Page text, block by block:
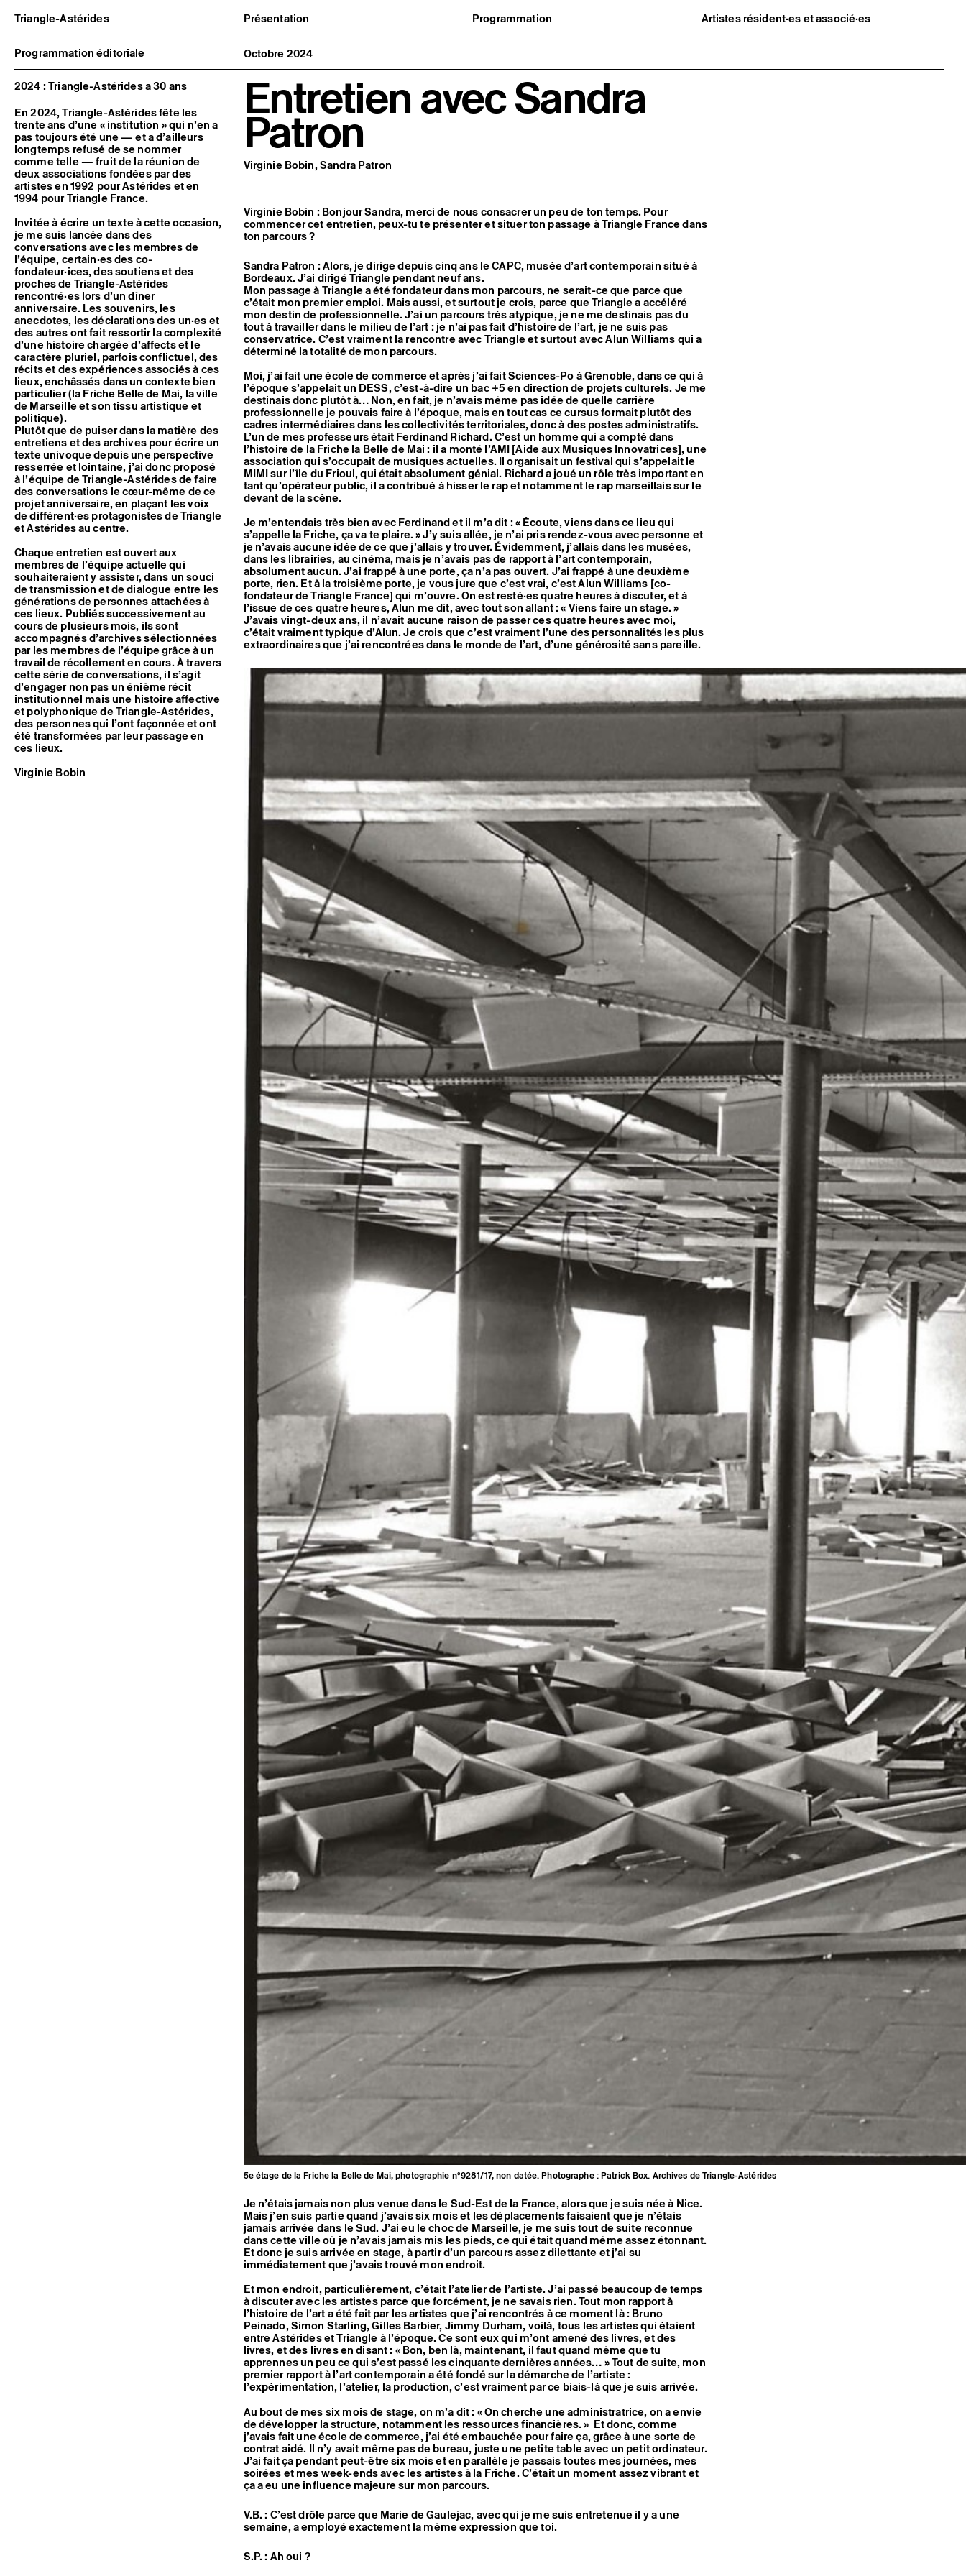
Triangle-Astérides Présentation Programmation
Artistes résident·es et associé·es
Centre d’art contemporain
d’intérêt national
et résidence internationale d'artistes
À propos
Équipe et gouvernance
Partenaires et réseaux
Formation professionnelle
Adhérer / nous soutenir
Rapports d'activité
Informations pratiques
Agenda : en cours et à venir
Programmation éditoriale
Médiation
Publics associés
Les Nouveaux Commanditaires
Résident·es
Ancien·nes résident·es et artistes
Programmation éditoriale
2024 : Triangle-Astérides a 30 ans
En 2024, Triangle-Astérides fête les
trente ans d’une « institution » qui n’en a
pas toujours été une — et a d’ailleurs
longtemps refusé de se nommer
comme telle — fruit de la réunion de
deux associations fondées par des
artistes en 1992 pour Astérides et en
1994 pour Triangle France.
Invitée à écrire un texte à cette occasion,
je me suis lancée dans des
conversations avec les membres de
l’équipe, certain·es des co-
fondateur·ices, des soutiens et des
proches de Triangle-Astérides
rencontré·es lors d’un dîner
anniversaire. Les souvenirs, les
anecdotes, les déclarations des un·es et
des autres ont fait ressortir la complexité
d’une histoire chargée d’affects et le
caractère pluriel, parfois conflictuel, des
récits et des expériences associés à ces
lieux, enchâssés dans un contexte bien
particulier (la Friche Belle de Mai, la ville
de Marseille et son tissu artistique et
politique).
Plutôt que de puiser dans la matière des
entretiens et des archives pour écrire un
texte univoque depuis une perspective
resserrée et lointaine, j’ai donc proposé
à l’équipe de Triangle-Astérides de faire
des conversations le cœur-même de ce
projet anniversaire, en plaçant les voix
de différent·es protagonistes de Triangle
et Astérides au centre.
Chaque entretien est ouvert aux
membres de l’équipe actuelle qui
souhaiteraient y assister, dans un souci
de transmission et de dialogue entre les
générations de personnes attachées à
ces lieux. Publiés successivement au
cours de plusieurs mois, ils sont
accompagnés d’archives sélectionnées
par les membres de l’équipe grâce à un
travail de récollement en cours. À travers
cette série de conversations, il s’agit
d’engager non pas un énième récit
institutionnel mais une histoire affective
et polyphonique de Triangle-Astérides,
des personnes qui l’ont façonnée et ont
été transformées par leur passage en
ces lieux.
Virginie Bobin
Octobre 2024
Entretien avec Sandra
Patron
Virginie Bobin, Sandra Patron
Virginie Bobin : Bonjour Sandra, merci de nous consacrer un peu de ton temps. Pour
commencer cet entretien, peux-tu te présenter et situer ton passage à Triangle France dans
ton parcours ?
Sandra Patron : Alors, je dirige depuis cinq ans le CAPC, musée d’art contemporain situé à
Bordeaux. J’ai dirigé Triangle pendant neuf ans.
Mon passage à Triangle a été fondateur dans mon parcours, ne serait-ce que parce que
c’était mon premier emploi. Mais aussi, et surtout je crois, parce que Triangle a accéléré
mon destin de professionnelle. J’ai un parcours très atypique, je ne me destinais pas du
tout à travailler dans le milieu de l’art : je n’ai pas fait d’histoire de l’art, je ne suis pas
conservatrice. C’est vraiment la rencontre avec Triangle et surtout avec Alun Williams qui a
déterminé la totalité de mon parcours.
Moi, j’ai fait une école de commerce et après j’ai fait Sciences-Po à Grenoble, dans ce qui à
l’époque s’appelait un DESS, c’est-à-dire un bac +5 en direction de projets culturels. Je me
destinais donc plutôt à… Non, en fait, je n’avais même pas idée de quelle carrière
professionnelle je pouvais faire à l’époque, mais en tout cas ce cursus formait plutôt des
cadres intermédiaires dans les collectivités territoriales, donc à des postes administratifs.
L’un de mes professeurs était Ferdinand Richard. C’est un homme qui a compté dans
l’histoire de la Friche la Belle de Mai : il a monté l’AMI [Aide aux Musiques Innovatrices], une
association qui s’occupait de musiques actuelles. Il organisait un festival qui s’appelait le
MIMI sur l’île du Frioul, qui était absolument génial. Richard a joué un rôle très important en
tant qu’opérateur public, il a contribué à hisser le rap et notamment le rap marseillais sur le
devant de la scène.
Je m’entendais très bien avec Ferdinand et il m’a dit : « Écoute, viens dans ce lieu qui
s’appelle la Friche, ça va te plaire. » J’y suis allée, je n’ai pris rendez-vous avec personne et
je n’avais aucune idée de ce que j’allais y trouver. Évidemment, j’allais dans les musées,
dans les librairies, au cinéma, mais je n’avais pas de rapport à l’art contemporain,
absolument aucun. J’ai frappé à une porte, ça n’a pas ouvert. J’ai frappé à une deuxième
porte, rien. Et à la troisième porte, je vous jure que c’est vrai, c’est Alun Williams [co-
fondateur de Triangle France] qui m’ouvre. On est resté·es quatre heures à discuter, et à
l’issue de ces quatre heures, Alun me dit, avec tout son allant : « Viens faire un stage. »
J’avais vingt-deux ans, il n’avait aucune raison de passer ces quatre heures avec moi,
c’était vraiment typique d’Alun. Je crois que c’est vraiment l’une des personnalités les plus
extraordinaires que j’ai rencontrées dans le monde de l’art, d’une générosité sans pareille.
5e étage de la Friche la Belle de Mai, photographie n°9281/17, non datée. Photographe : Patrick Box. Archives de Triangle-Astérides
Je n’étais jamais non plus venue dans le Sud-Est de la France, alors que je suis née à Nice.
Mais j’en suis partie quand j’avais six mois et les déplacements faisaient que je n’étais
jamais arrivée dans le Sud. J’ai eu le choc de Marseille, je me suis tout de suite reconnue
dans cette ville où je n’avais jamais mis les pieds, ce qui était quand même assez étonnant.
Et donc je suis arrivée en stage, à partir d’un parcours assez dilettante et j’ai su
immédiatement que j’avais trouvé mon endroit.
Et mon endroit, particulièrement, c’était l’atelier de l’artiste. J’ai passé beaucoup de temps
à discuter avec les artistes parce que forcément, je ne savais rien. Tout mon rapport à
l’histoire de l’art a été fait par les artistes que j’ai rencontrés à ce moment là : Bruno
Peinado, Simon Starling, Gilles Barbier, Jimmy Durham, voilà, tous les artistes qui étaient
entre Astérides et Triangle à l’époque. Ce sont eux qui m’ont amené des livres, et des
livres, et des livres en disant : « Bon, ben là, maintenant, il faut quand même que tu
apprennes un peu ce qui s’est passé les cinquante dernières années… » Tout de suite, mon
premier rapport à l’art contemporain a été fondé sur la démarche de l’artiste :
l’expérimentation, l’atelier, la production, c’est vraiment par ce biais-là que je suis arrivée.
Au bout de mes six mois de stage, on m’a dit : « On cherche une administratrice, on a envie
de développer la structure, notamment les ressources financières. » Et donc, comme
j’avais fait une école de commerce, j’ai été embauchée pour faire ça, grâce à une sorte de
contrat aidé. Il n’y avait même pas de bureau, juste une petite table avec un petit ordinateur.
J’ai fait ça pendant peut-être six mois et en parallèle je passais toutes mes journées, mes
soirées et mes week-ends avec les artistes à la Friche. C’était un moment assez vibrant et
ça a eu une influence majeure sur mon parcours.
V.B. : C’est drôle parce que Marie de Gaulejac, avec qui je me suis entretenue il y a une
semaine, a employé exactement la même expression que toi.
S.P. : Ah oui ?